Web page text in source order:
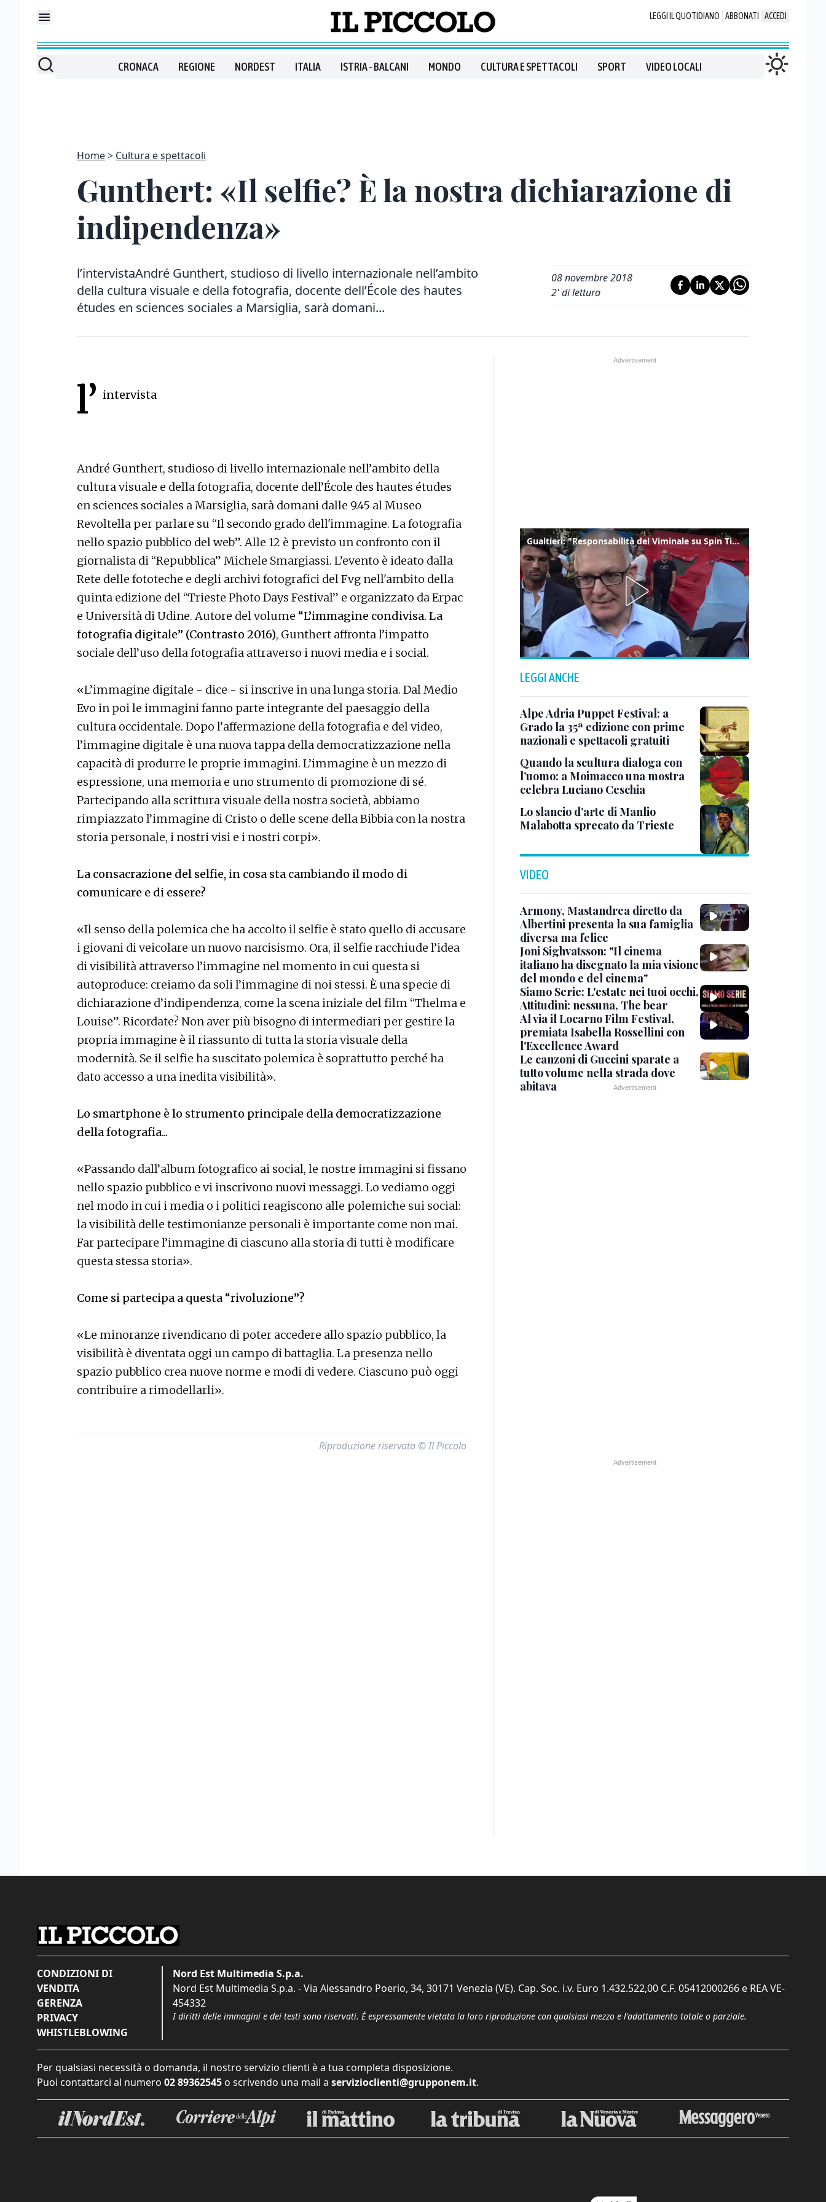
LEGGI IL QUOTIDIANO ABBONATI ACCEDI
CRONACA REGIONE NORDEST ITALIA ISTRIA - BALCANI MONDO CULTURA E SPETTACOLI SPORT VIDEO LOCALI
Home Cultura e spettacoli
Gunthert: «Il selfie? È la nostra dichiarazione di
indipendenza»
l’intervistaAndré Gunthert, studioso di livello internazionale nell’ambito
della cultura visuale e della fotografia, docente dell’École des hautes
études en sciences sociales a Marsiglia, sarà domani...
08 novembre 2018
2' di lettura
l’ intervista
André Gunthert, studioso di livello internazionale nell’ambito della
cultura visuale e della fotografia, docente dell’École des hautes études
en sciences sociales a Marsiglia, sarà domani dalle 9.45 al Museo
Revoltella per parlare su “Il secondo grado dell'immagine. La fotografia
nello spazio pubblico del web”. Alle 12 è previsto un confronto con il
giornalista di “Repubblica” Michele Smargiassi. L’evento è ideato dalla
Rete delle fototeche e degli archivi fotografici del Fvg nell'ambito della
quinta edizione del “Trieste Photo Days Festival” e organizzato da Erpac
e Università di Udine. Autore del volume “L’immagine condivisa. La
fotografia digitale” (Contrasto 2016), Gunthert affronta l’impatto
sociale dell’uso della fotografia attraverso i nuovi media e i social.
«L’immagine digitale - dice - si inscrive in una lunga storia. Dal Medio
Evo in poi le immagini fanno parte integrante del paesaggio della
cultura occidentale. Dopo l’affermazione della fotografia e del video,
l’immagine digitale è una nuova tappa della democratizzazione nella
capacità di produrre le proprie immagini. L’immagine è un mezzo di
espressione, una memoria e uno strumento di promozione di sé.
Partecipando alla scrittura visuale della nostra società, abbiamo
rimpiazzato l’immagine di Cristo o delle scene della Bibbia con la nostra
storia personale, i nostri visi e i nostri corpi».
La consacrazione del selfie, in cosa sta cambiando il modo di
comunicare e di essere?
«Il senso della polemica che ha accolto il selfie è stato quello di accusare
i giovani di veicolare un nuovo narcisismo. Ora, il selfie racchiude l’idea
di visibilità attraverso l’immagine nel momento in cui questa si
autoproduce: creiamo da soli l’immagine di noi stessi. È una specie di
dichiarazione d’indipendenza, come la scena iniziale del film “Thelma e
Louise”. Ricordate? Non aver più bisogno di intermediari per gestire la
propria immagine è il riassunto di tutta la storia visuale della
modernità. Se il selfie ha suscitato polemica è soprattutto perché ha
dato accesso a una inedita visibilità».
Lo smartphone è lo strumento principale della democratizzazione
della fotografia...
«Passando dall’album fotografico ai social, le nostre immagini si fissano
nello spazio pubblico e vi inscrivono nuovi messaggi. Lo vediamo oggi
nel modo in cui i media o i politici reagiscono alle polemiche sui social:
la visibilità delle testimonianze personali è importante come non mai.
Far partecipare l’immagine di ciascuno alla storia di tutti è modificare
questa stessa storia».
Come si partecipa a questa “rivoluzione”?
«Le minoranze rivendicano di poter accedere allo spazio pubblico, la
visibilità è diventata oggi un campo di battaglia. La presenza nello
spazio pubblico crea nuove norme e modi di vedere. Ciascuno può oggi
contribuire a rimodellarli».
Riproduzione riservata © Il Piccolo
Gualtieri: "Responsabilità del Viminale su Spin Time? La posizione dei partiti è nota"
LEGGI ANCHE
Alpe Adria Puppet Festival: a
Grado la 35ª edizione con prime
nazionali e spettacoli gratuiti
Quando la scultura dialoga con
l’uomo: a Moimacco una mostra
celebra Luciano Ceschia
Lo slancio d’arte di Manlio
Malabotta sprecato da Trieste
VIDEO
Armony, Mastandrea diretto da
Albertini presenta la sua famiglia
diversa ma felice
Joni Sighvatsson: "Il cinema
italiano ha disegnato la mia visione
del mondo e del cinema"
Siamo Serie: L'estate nei tuoi occhi,
Attitudini: nessuna, The bear
Al via il Locarno Film Festival,
premiata Isabella Rossellini con
l'Excellence Award
Le canzoni di Guccini sparate a
tutto volume nella strada dove
abitava
CONDIZIONI DI
VENDITA
GERENZA
PRIVACY
WHISTLEBLOWING
Nord Est Multimedia S.p.a.
Nord Est Multimedia S.p.a. - Via Alessandro Poerio, 34, 30171 Venezia (VE). Cap. Soc. i.v. Euro 1.432.522,00 C.F. 05412000266 e REA VE-
454332
I diritti delle immagini e dei testi sono riservati. È espressamente vietata la loro riproduzione con qualsiasi mezzo e l'adattamento totale o parziale.
Per qualsiasi necessità o domanda, il nostro servizio clienti è a tua completa disposizione.
Puoi contattarci al numero 02 89362545 o scrivendo una mail a servizioclienti@grupponem.it.